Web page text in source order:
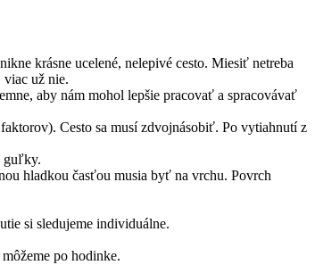
krásne ucelené, nelepivé cesto. Miesiť netreba
viac už nie.
aby nám mohol lepšie pracovať a spracovávať
Cesto sa musí zdvojnásobiť. Po vytiahnutí z
guľky.
hladkou časťou musia byť na vrchu. Povrch
si sledujeme individuálne.
po hodinke.